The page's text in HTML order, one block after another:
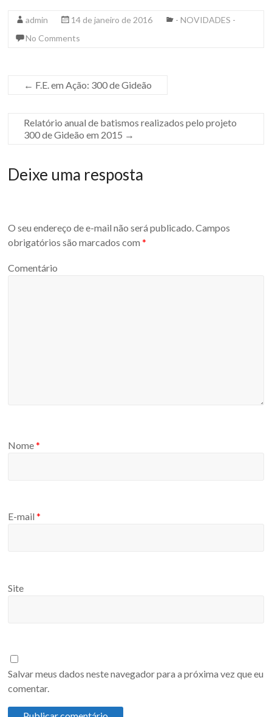
admin 14 de janeiro de 2016
- NOVIDADES -
No Comments
← F.E. em Ação: 300 de Gideão
Relatório anual de batismos realizados pelo projeto
300 de Gideão em 2015 →
Deixe uma resposta
O seu endereço de e-mail não será publicado.Campos
obrigatórios são marcados com*
Comentário
Nome*
E-mail*
Site
Salvar meus dados neste navegador para a próxima vez que eu
comentar.